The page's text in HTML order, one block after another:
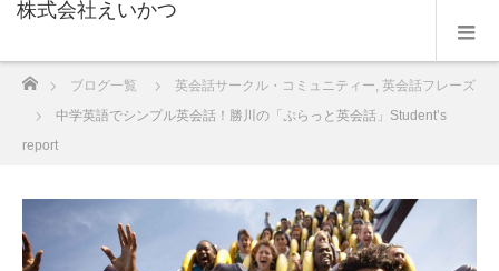
株式会社えいかつ
ブログ一覧 英会話サークル・コミュニティー, 英会話フレーズ
中学英語でシンプル英会話！勝川の「ぷらっと英会話」Student’s
report